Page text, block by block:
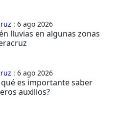
: 6 ago 2026
lluvias en algunas zonas
: 6 ago 2026
qué es importante saber
auxilios?